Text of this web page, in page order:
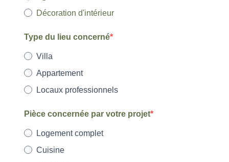
Décoration d'intérieur
Type du lieu concerné
Villa
Appartement
Locaux professionnels
Pièce concernée par votre projet
Logement complet
Cuisine